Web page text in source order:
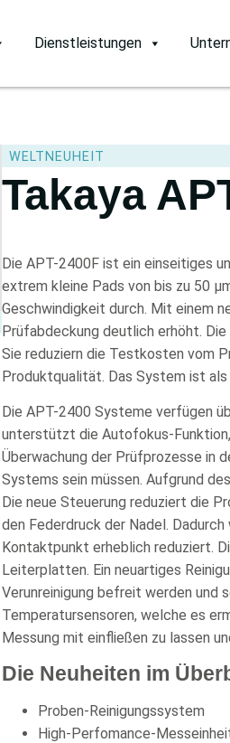
Dienstleistungen
WELTNEUHEIT
Takaya
Die APT-2400F ist ein einseitiges
extrem kleine Pads von bis zu 50
Geschwindigkeit durch. Mit einem
Prüfabdeckung deutlich erhöht.
Sie reduziern die Testkosten vom
Produktqualität. Das System ist
Die APT-2400 Systeme verfügen
unterstützt die Autofokus-
Überwachung der Prüfprozesse in
Systems sein müssen. Aufgrund
Die neue Steuerung reduziert die
den Federdruck der Nadel.
Kontaktpunkt erheblich reduziert.
Leiterplatten. Ein neuartiges
Verunreinigung befreit werden und
Temperatursensoren, welche es
Messung mit einfließen zu lassen
Die Neuheiten im
Proben-Reinigungssystem
High-Perfomance-